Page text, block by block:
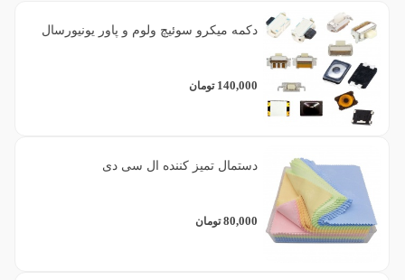
دکمه میکرو سوئیچ ولوم و پاور یونیورسال
140,000 تومان
دستمال تمیز کننده ال سی دی
80,000 تومان